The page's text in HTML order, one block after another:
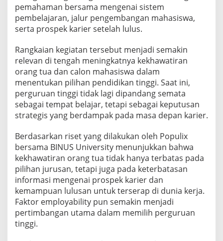
pemahaman bersama mengenai sistem
pembelajaran, jalur pengembangan mahasiswa,
serta prospek karier setelah lulus.
Rangkaian kegiatan tersebut menjadi semakin
relevan di tengah meningkatnya kekhawatiran
orang tua dan calon mahasiswa dalam
menentukan pilihan pendidikan tinggi. Saat ini,
perguruan tinggi tidak lagi dipandang semata
sebagai tempat belajar, tetapi sebagai keputusan
strategis yang berdampak pada masa depan karier.
Berdasarkan riset yang dilakukan oleh Populix
bersama BINUS University menunjukkan bahwa
kekhawatiran orang tua tidak hanya terbatas pada
pilihan jurusan, tetapi juga pada keterbatasan
informasi mengenai prospek karier dan
kemampuan lulusan untuk terserap di dunia kerja.
Faktor employability pun semakin menjadi
pertimbangan utama dalam memilih perguruan
tinggi.